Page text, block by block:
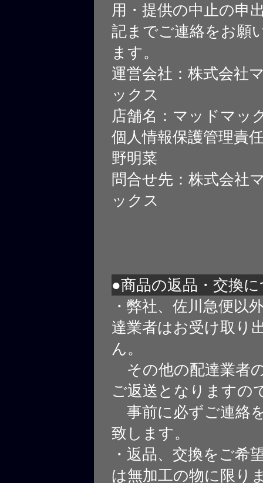
用・提供の中止の申
記までご連絡をお願
ます。
運営会社：株式会社
ックス
店舗名：マッドマッ
個人情報保護管理責
野明菜
問合せ先：株式会社
ックス
●商品の返品・交換
・弊社、佐川急便以
達業者はお受け取り
ん。
その他の配達業者
ご返送となりますの
事前に必ずご連絡
致します。
・返品、交換をご希
は無加工の物に限り